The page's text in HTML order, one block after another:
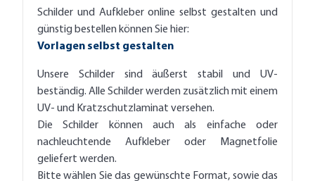
Schilder und Aufkleber online selbst gestalten und
günstig bestellen können Sie hier:
Vorlagen selbst gestalten
Unsere Schilder sind äußerst stabil und UV-
beständig. Alle Schilder werden zusätzlich mit einem
UV- und Kratzschutzlaminat versehen.
Die Schilder können auch als einfache oder
nachleuchtende Aufkleber oder Magnetfolie
geliefert werden.
Bitte wählen Sie das gewünschte Format, sowie das